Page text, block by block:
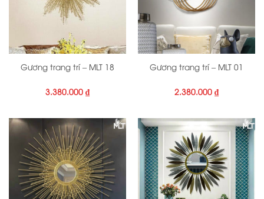
Gương trang trí – MLT 18
3.380.000 ₫
Gương trang trí – MLT 01
2.380.000 ₫